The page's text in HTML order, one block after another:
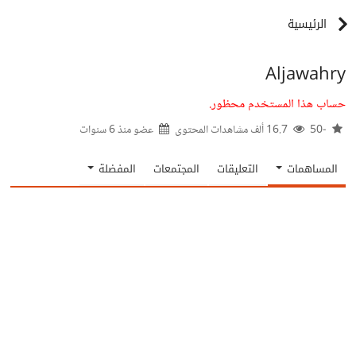
الرئيسية
Aljawahry
حساب هذا المستخدم محظور.
-50 عضو منذ6 سنوات
المساهمات التعليقات المجتمعات المفضلة